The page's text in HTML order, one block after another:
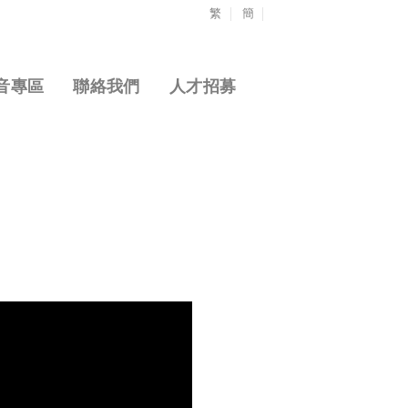
繁 簡
專區 聯絡我們 人才招募